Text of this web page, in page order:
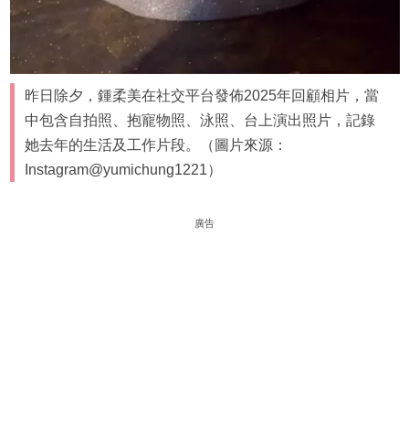
昨日除夕，鍾柔美在社交平台發佈2025年回顧相片，當
中包含自拍照、抱寵物照、泳照、台上演出照片，記錄
她去年的生活及工作片段。（圖片來源：
Instagram@yumichung1221）
廣告